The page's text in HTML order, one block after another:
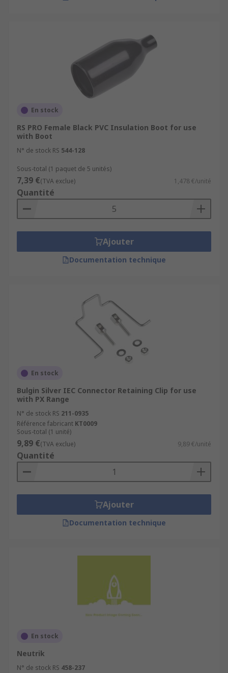
En stock
RS PRO Female Black PVC Insulation Boot for use
with Boot
N° de stock RS 544-128
Sous-total (1 paquet de 5 unités)
7,39 €(TVA exclue) 1,478 €/unité
Quantité
Ajouter
Documentation technique
En stock
Bulgin Silver IEC Connector Retaining Clip for use
with PX Range
N° de stock RS 211-0935
Référence fabricant KT0009
Sous-total (1 unité)
9,89 €(TVA exclue) 9,89 €/unité
Quantité
Ajouter
Documentation technique
En stock
Neutrik
N° de stock RS 458-237